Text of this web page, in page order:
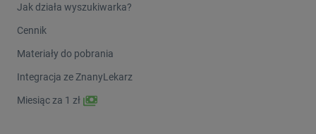
Jak działa wyszukiwarka?
Cennik
Materiały do pobrania
Integracja ze ZnanyLekarz
Miesiąc za 1 zł